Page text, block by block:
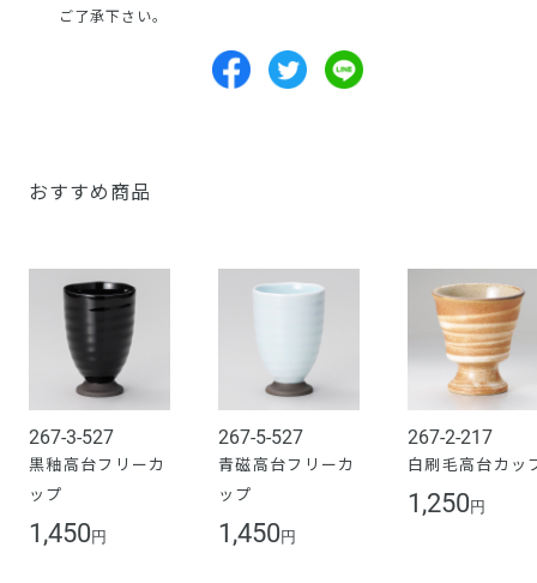
ご了承下さい。
おすすめ商品
267-3-527
黒釉高台フリーカ
ップ
1,450 円
267-5-527
青磁高台フリーカ
ップ
1,450 円
267-2-217
白刷毛高台カッ
1,250 円